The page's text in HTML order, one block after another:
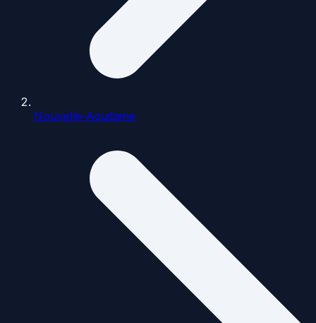
Nouvelle-Aquitaine